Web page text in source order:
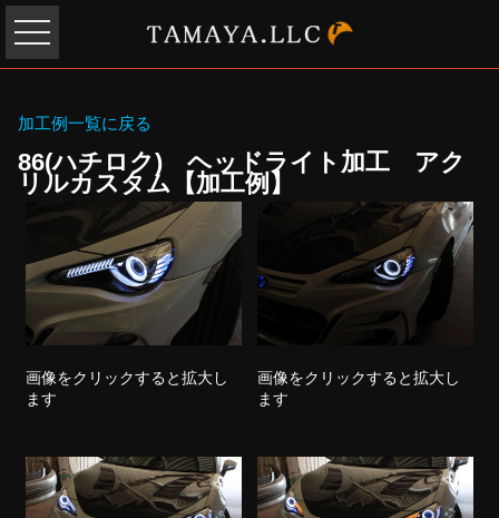
加工例一覧に戻る
86(ハチロク) ヘッドライト加工 アク
リルカスタム【加工例】
画像をクリックすると拡大し
ます
画像をクリックすると拡大し
ます